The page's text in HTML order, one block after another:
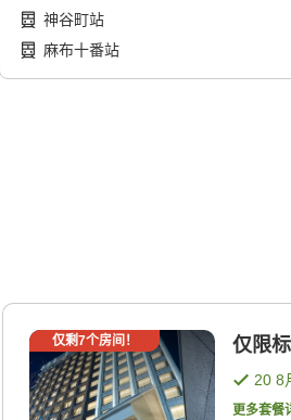
神谷町站
麻布十番站
仅剩7个房间！ 仅限
20 8
更多套餐